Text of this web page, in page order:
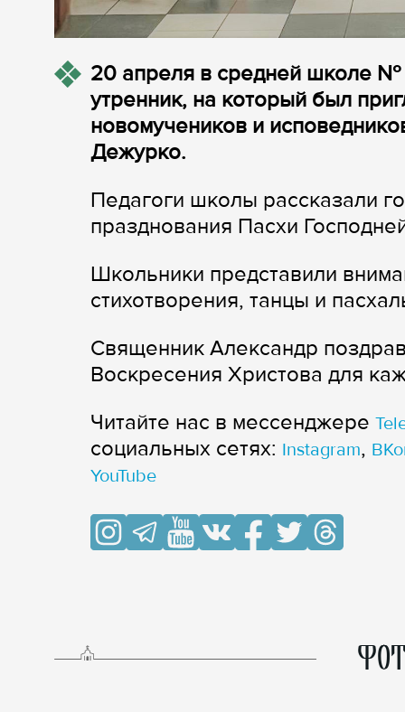
20 апреля в средней школе №
утренник, на который был
новомучеников и
Дежурко.
Педагоги школы рассказали
празднования Пасхи
Школьники представили
стихотворения, танцы и
Священник Александр
Воскресения Христова для
Читайте нас в мессенджере
cоциальных сетях: Instagram,
YouTube